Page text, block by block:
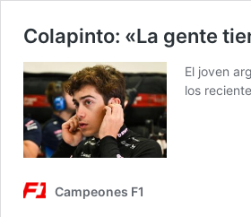
Colapinto: «La gente
El joven
los
Campeones F1